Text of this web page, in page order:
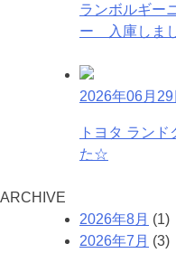
ランボルギー
ー 入庫しま
2026年06月29
トヨタ ラン
た☆
ARCHIVE
2026年8月 (1)
2026年7月 (3)